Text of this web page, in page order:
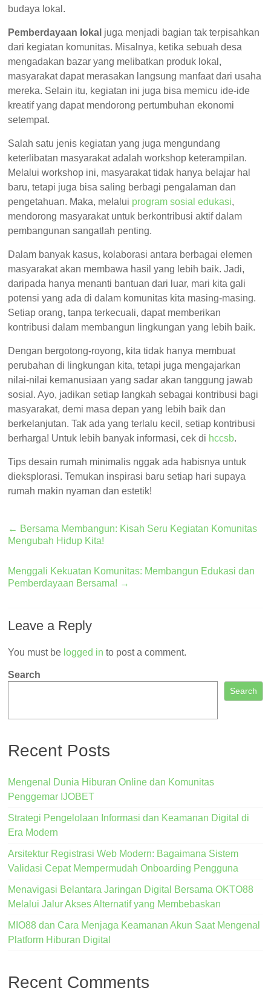
budaya lokal.
Pemberdayaan lokal juga menjadi bagian tak terpisahkan
dari kegiatan komunitas. Misalnya, ketika sebuah desa
mengadakan bazar yang melibatkan produk lokal,
masyarakat dapat merasakan langsung manfaat dari usaha
mereka. Selain itu, kegiatan ini juga bisa memicu ide-ide
kreatif yang dapat mendorong pertumbuhan ekonomi
setempat.
Salah satu jenis kegiatan yang juga mengundang
keterlibatan masyarakat adalah workshop keterampilan.
Melalui workshop ini, masyarakat tidak hanya belajar hal
baru, tetapi juga bisa saling berbagi pengalaman dan
pengetahuan. Maka, melalui program sosial edukasi,
mendorong masyarakat untuk berkontribusi aktif dalam
pembangunan sangatlah penting.
Dalam banyak kasus, kolaborasi antara berbagai elemen
masyarakat akan membawa hasil yang lebih baik. Jadi,
daripada hanya menanti bantuan dari luar, mari kita gali
potensi yang ada di dalam komunitas kita masing-masing.
Setiap orang, tanpa terkecuali, dapat memberikan
kontribusi dalam membangun lingkungan yang lebih baik.
Dengan bergotong-royong, kita tidak hanya membuat
perubahan di lingkungan kita, tetapi juga mengajarkan
nilai-nilai kemanusiaan yang sadar akan tanggung jawab
sosial. Ayo, jadikan setiap langkah sebagai kontribusi bagi
masyarakat, demi masa depan yang lebih baik dan
berkelanjutan. Tak ada yang terlalu kecil, setiap kontribusi
berharga! Untuk lebih banyak informasi, cek di hccsb.
Tips desain rumah minimalis nggak ada habisnya untuk
dieksplorasi. Temukan inspirasi baru setiap hari supaya
rumah makin nyaman dan estetik!
← Bersama Membangun: Kisah Seru Kegiatan Komunitas
Mengubah Hidup Kita!
Menggali Kekuatan Komunitas: Membangun Edukasi dan
Pemberdayaan Bersama! →
Leave a Reply
You must be logged in to post a comment.
Search
Search
Recent Posts
Mengenal Dunia Hiburan Online dan Komunitas
Penggemar IJOBET
Strategi Pengelolaan Informasi dan Keamanan Digital di
Era Modern
Arsitektur Registrasi Web Modern: Bagaimana Sistem
Validasi Cepat Mempermudah Onboarding Pengguna
Menavigasi Belantara Jaringan Digital Bersama OKTO88
Melalui Jalur Akses Alternatif yang Membebaskan
MIO88 dan Cara Menjaga Keamanan Akun Saat Mengenal
Platform Hiburan Digital
Recent Comments